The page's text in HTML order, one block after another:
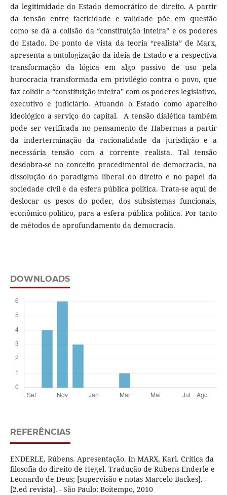
da legitimidade do Estado democrático de direito. A partir
da tensão entre facticidade e validade põe em questão
como se dá a colisão da “constituição inteira” e os poderes
do Estado. Do ponto de vista da teoria “realista” de Marx,
apresenta a ontologização da ideia de Estado e a respectiva
transformação da lógica em algo passivo de uso pela
burocracia transformada em privilégio contra o povo, que
faz colidir a “constituição inteira” com os poderes legislativo,
executivo e judiciário. Atuando o Estado como aparelho
ideológico a serviço do capital. A tensão dialética também
pode ser verificada no pensamento de Habermas a partir
da inderterminação da racionalidade da jurisdição e a
necessária tensão com a corrente realista. Tal tensão
desdobra-se no conceito procedimental de democracia, na
dissolução do paradigma liberal do direito e no papel da
sociedade civil e da esfera pública política. Trata-se aqui de
deslocar os pesos do poder, dos subsistemas funcionais,
econômico-político, para a esfera pública política. Por tanto
de métodos de aprofundamento da democracia.
DOWNLOADS
REFERÊNCIAS
ENDERLE, Rúbens. Apresentação. In MARX, Karl. Crítica da
filosofia do direito de Hegel. Tradução de Rubens Enderle e
Leonardo de Deus; [supervisão e notas Marcelo Backes]. -
[2.ed revista]. - São Paulo: Boitempo, 2010